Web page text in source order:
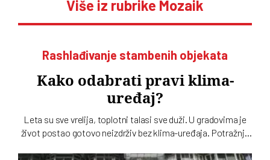
Više iz rubrike Mozaik
Rashlađivanje stambenih objekata
Kako odabrati pravi klima-
uređaj?
Leta su sve vrelija, toplotni talasi sve duži. U gradovima je
život postao gotovo neizdrživ bez klima-uređaja. Potražnja